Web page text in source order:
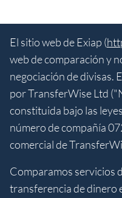
El sitio web de Exiap (
web de comparación y
negociación de divisas.
por TransferWise Ltd
constituida bajo las
número de compañía
comercial de
Comparamos servicios
transferencia de dinero